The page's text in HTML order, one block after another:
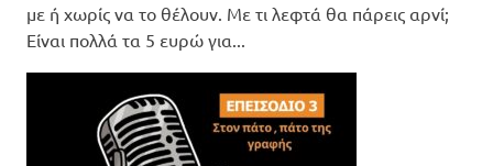
με ή χωρίς να το θέλουν. Με τι λεφτά θα πάρεις αρνί;
Είναι πολλά τα 5 ευρώ για...